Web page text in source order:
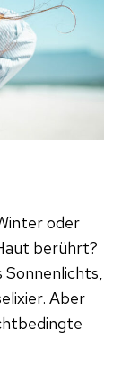
oder
berührt?
Sonnenlichts,
Aber